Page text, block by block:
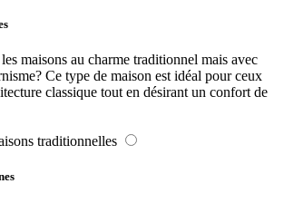
maisons au charme traditionnel mais avec
Ce type de maison est idéal pour ceux
classique tout en désirant un confort de
traditionnelles